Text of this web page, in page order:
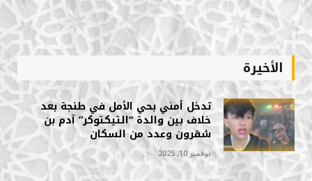
الأخيرة
تدخل أمني بحي الأمل في طنجة بعد
خلاف بين والدة “التيكتوكر” آدم بن
شقرون وعدد من السكان
نوفمبر 10, 2025